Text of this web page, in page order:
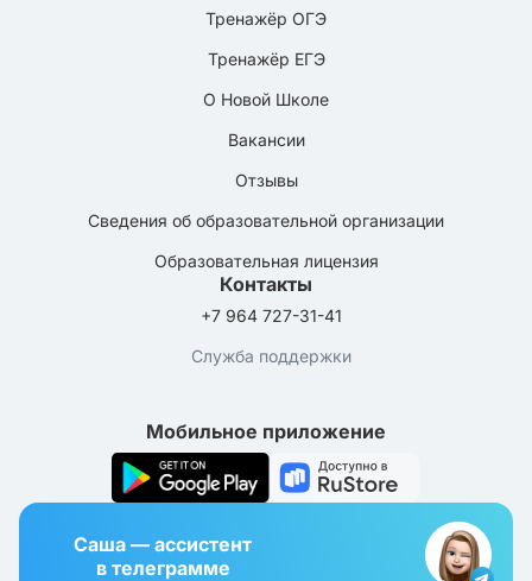
Тренажёр ОГЭ
Тренажёр ЕГЭ
О Новой Школе
Вакансии
Отзывы
Сведения об образовательной организации
Образовательная лицензия
Контакты
+7 964 727-31-41
Служба поддержки
Мобильное приложение
Саша — ассистент
в телеграмме